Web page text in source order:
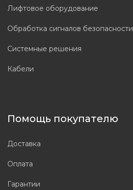
Лифтовое оборудование
Обработка сигналов безопасности
Системные решения
Кабели
Помощь покупателю
Доставка
Оплата
Гарантии